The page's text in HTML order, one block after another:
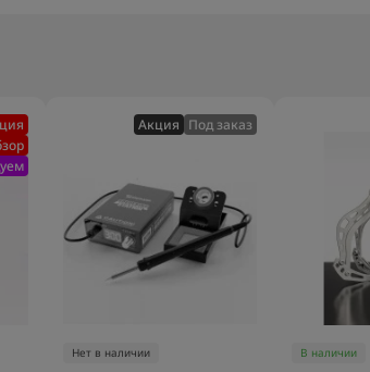
Акция Под заказ
Нет в наличии В наличии